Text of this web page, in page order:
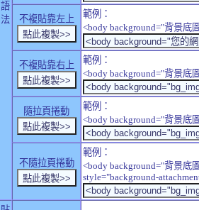
語
法
不複貼靠左上
範例：
<body background="背景底
不複貼靠右上
範例：
<body background="背景底
隨拉頁捲動
範例：
<body background="背景底
不隨拉頁捲動
範例：
<body background="背景底
style="background-